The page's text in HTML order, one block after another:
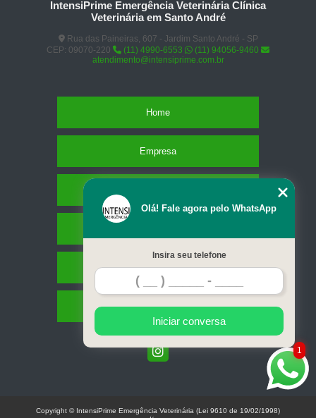
IntensiPrime Emergência Veterinária Clínica
Veterinária em Santo André
Rua das Paineiras, 607 - Jardim Santo André - SP
CEP: 09070-220
(11) 4990-6553
(11) 94056-9460
atendimento@intensiprime.com.br
Home
Empresa
Contato
Mapa do site
1
Olá! Fale agora pelo WhatsApp
Insira seu telefone
Iniciar conversa
Copyright © IntensiPrime Emergência Veterinária (Lei 9610 de 19/02/1998)